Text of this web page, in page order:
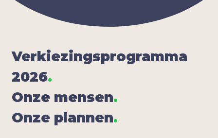
Ver­kie­zings­pro­gram­ma
2026.
Onze men­sen.
Onze plan­nen.